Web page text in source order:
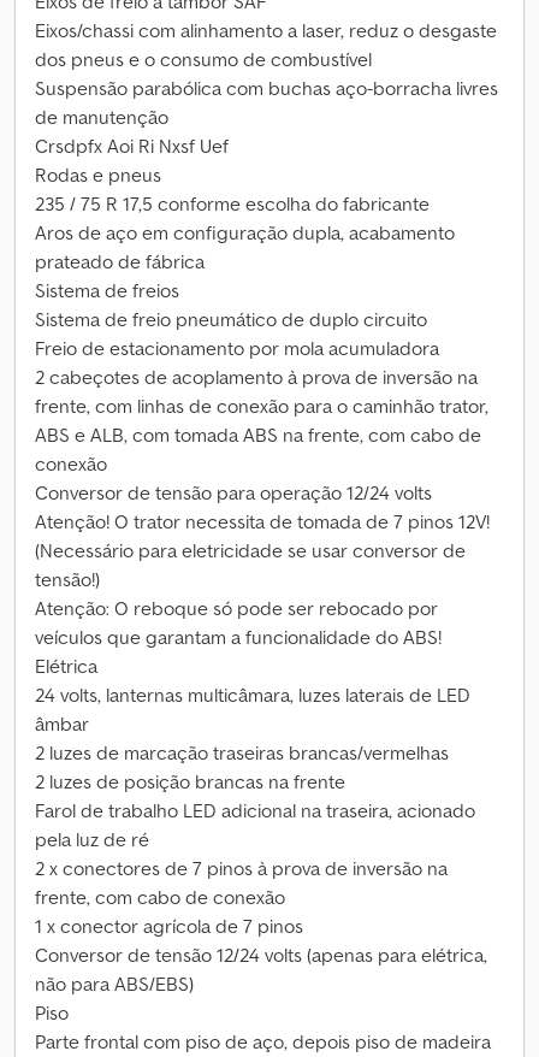
Eixos/chassi com alinhamento a laser, reduz o desgaste
dos pneus e o consumo de combustível
Suspensão parabólica com buchas aço-borracha livres
de manutenção
Crsdpfx Aoi Ri Nxsf Uef
Rodas e pneus
235 / 75 R 17,5 conforme escolha do fabricante
Aros de aço em configuração dupla, acabamento
prateado de fábrica
Sistema de freios
Sistema de freio pneumático de duplo circuito
Freio de estacionamento por mola acumuladora
2 cabeçotes de acoplamento à prova de inversão na
frente, com linhas de conexão para o caminhão trator,
ABS e ALB, com tomada ABS na frente, com cabo de
conexão
Conversor de tensão para operação 12/24 volts
Atenção! O trator necessita de tomada de 7 pinos 12V!
(Necessário para eletricidade se usar conversor de
tensão!)
Atenção: O reboque só pode ser rebocado por
veículos que garantam a funcionalidade do ABS!
Elétrica
24 volts, lanternas multicâmara, luzes laterais de LED
âmbar
2 luzes de marcação traseiras brancas/vermelhas
2 luzes de posição brancas na frente
Farol de trabalho LED adicional na traseira, acionado
pela luz de ré
2 x conectores de 7 pinos à prova de inversão na
frente, com cabo de conexão
1 x conector agrícola de 7 pinos
Conversor de tensão 12/24 volts (apenas para elétrica,
não para ABS/EBS)
Piso
Parte frontal com piso de aço, depois piso de madeira